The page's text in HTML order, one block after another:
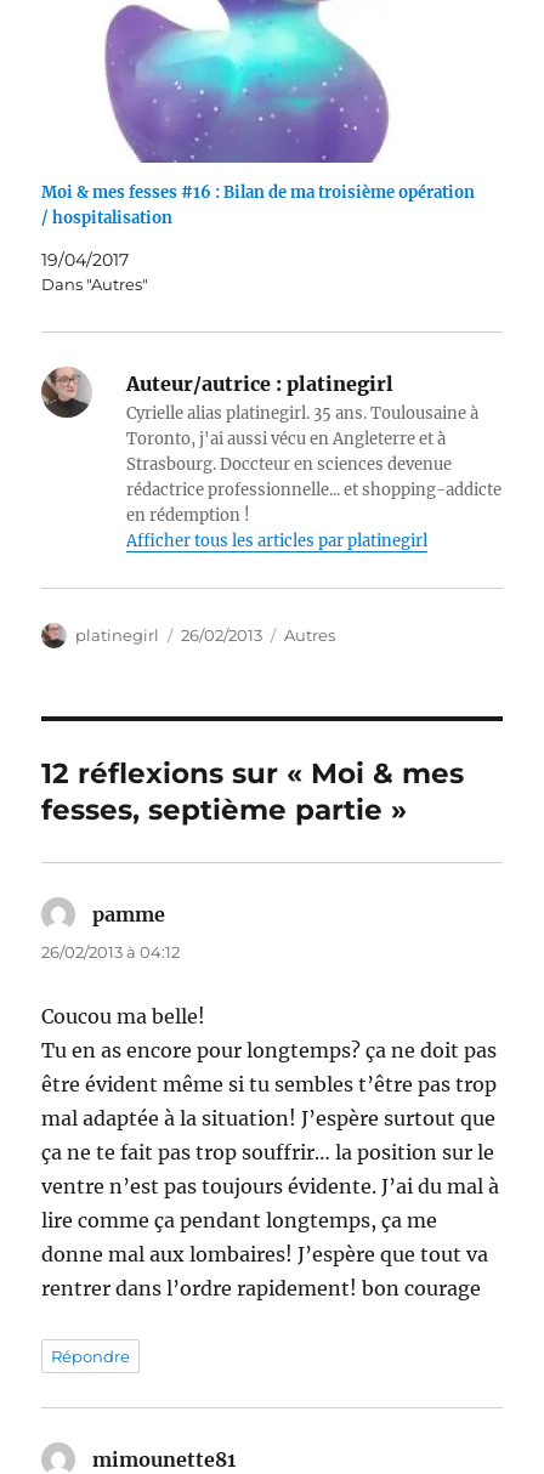
Moi & mes fesses #16 : Bilan de ma troisième opération
/ hospitalisation
19/04/2017
Dans "Autres"
Auteur/autrice : platinegirl
Cyrielle alias platinegirl. 35 ans. Toulousaine à
Toronto, j'ai aussi vécu en Angleterre et à
Strasbourg. Doccteur en sciences devenue
rédactrice professionnelle... et shopping-addicte
en rédemption !
Afficher tous les articles par platinegirl
Auteur
platinegirl
Publié
26/02/2013 Catégories
Autres
12 réflexions sur « Moi & mes
fesses, septième partie »
pamme
26/02/2013 à 04:12
Coucou ma belle!
Tu en as encore pour longtemps? ça ne doit pas
être évident même si tu sembles t’être pas trop
mal adaptée à la situation! J’espère surtout que
ça ne te fait pas trop souffrir… la position sur le
ventre n’est pas toujours évidente. J’ai du mal à
lire comme ça pendant longtemps, ça me
donne mal aux lombaires! J’espère que tout va
rentrer dans l’ordre rapidement! bon courage
Répondre
mimounette81